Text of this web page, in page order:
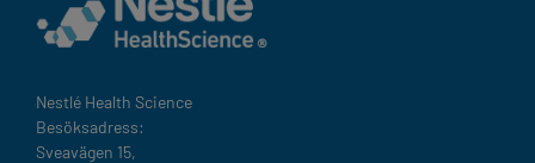
Nestlé Health Science​
Besöksadress:
Sveavägen 15,